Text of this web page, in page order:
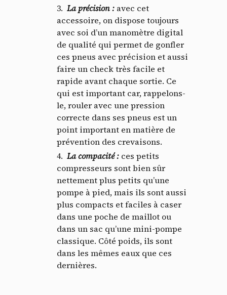
La précision: avec cet
accessoire, on dispose toujours
avec soi d’un manomètre digital
de qualité qui permet de gonfler
ces pneus avec précision et aussi
faire un check très facile et
rapide avant chaque sortie. Ce
qui est important car, rappelons-
le, rouler avec une pression
correcte dans ses pneus est un
point important en matière de
prévention des crevaisons.
La compacité: ces petits
compresseurs sont bien sûr
nettement plus petits qu’une
pompe à pied, mais ils sont aussi
plus compacts et faciles à caser
dans une poche de maillot ou
dans un sac qu’une mini-pompe
classique. Côté poids, ils sont
dans les mêmes eaux que ces
dernières.